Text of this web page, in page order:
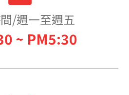
/週一至週五
~ PM5:30